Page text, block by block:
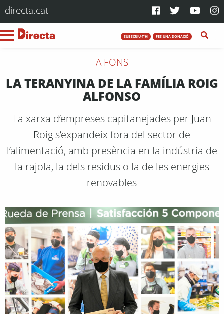
directa.cat
SUBSCRIU-T'HI FES UNA DONACIÓ
A FONS
LA TERANYINA DE LA FAMÍLIA ROIG
ALFONSO
La xarxa d’empreses capitanejades per Juan
Roig s’expandeix fora del sector de
l’alimentació, amb presència en la indústria de
la rajola, la dels residus o la de les energies
renovables